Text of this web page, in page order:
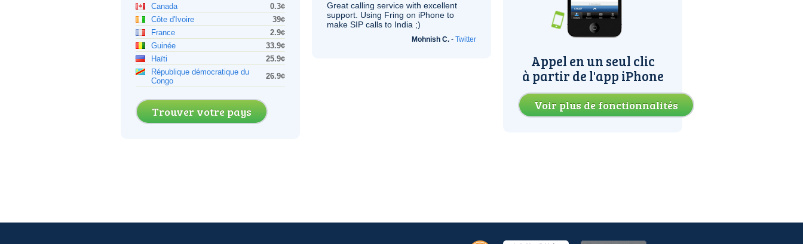
Canada
0.3¢
Côte d'Ivoire
39¢
France
2.9¢
Guinée
33.9¢
Haïti
25.9¢
République démocratique du
Congo
26.9¢
Trouver votre pays
Great calling service with excellent
support. Using Fring on iPhone to
make SIP calls to India ;)
Mohnish C. - Twitter
Appel en un seul clic
à partir de l'app iPhone
Voir plus de fonctionnalités